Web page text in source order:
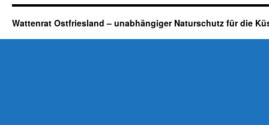
Wattenrat Ostfriesland – unabhängiger Naturschutz für die